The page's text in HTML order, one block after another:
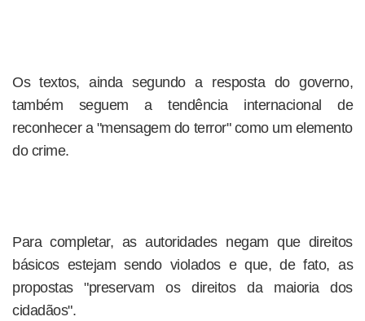
Os textos, ainda segundo a resposta do governo,
também seguem a tendência internacional de
reconhecer a "mensagem do terror" como um elemento
do crime.
Para completar, as autoridades negam que direitos
básicos estejam sendo violados e que, de fato, as
propostas "preservam os direitos da maioria dos
cidadãos".